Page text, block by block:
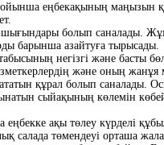
еңбекақының маңызын
болып саналады.
барынша азайтуға тырысады.
негізгі және басты
және оның жанұя
құрал болып саналады.
сыйақының көлемін
еңбекке ақы төлеу күрделі
салада төмендеуі орташа